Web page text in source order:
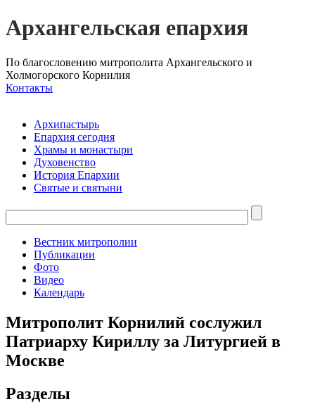
Архангельская епархия
По благословению митрополита Архангельского и
Холмогорского Корнилия
Контакты
Архипастырь
Епархия сегодня
Храмы и монастыри
Духовенство
История Епархии
Святые и святыни
Вестник митрополии
Публикации
Фото
Видео
Календарь
Митрополит Корнилий сослужил
Патриарху Кириллу за Литургией в
Москве
Разделы